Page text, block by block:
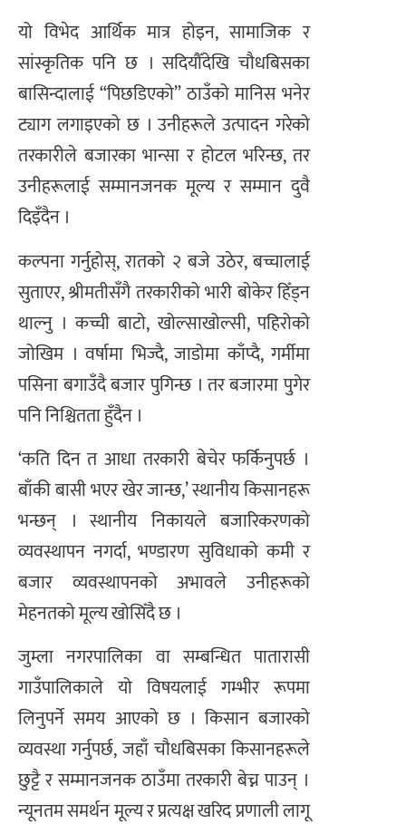
यो विभेद आर्थिक मात्र होइन, सामाजिक र
सांस्कृतिक पनि छ । सदियौँदेखि चौधबिसका
बासिन्दालाई “पिछडिएको” ठाउँको मानिस भनेर
ट्याग लगाइएको छ । उनीहरूले उत्पादन गरेको
तरकारीले बजारका भान्सा र होटल भरिन्छ, तर
उनीहरूलाई सम्मानजनक मूल्य र सम्मान दुवै
दिइँदैन ।
कल्पना गर्नुहोस्, रातको २ बजे उठेर, बच्चालाई
सुताएर, श्रीमतीसँगै तरकारीको भारी बोकेर हिँड्न
थाल्नु । कच्ची बाटो, खोल्साखोल्सी, पहिरोको
जोखिम । वर्षामा भिज्दै, जाडोमा काँप्दै, गर्मीमा
पसिना बगाउँदै बजार पुगिन्छ । तर बजारमा पुगेर
पनि निश्चितता हुँदैन ।
‘कति दिन त आधा तरकारी बेचेर फर्किनुपर्छ ।
बाँकी बासी भएर खेर जान्छ,’ स्थानीय किसानहरू
भन्छन् । स्थानीय निकायले बजारिकरणको
व्यवस्थापन नगर्दा, भण्डारण सुविधाको कमी र
बजार व्यवस्थापनको अभावले उनीहरूको
मेहनतको मूल्य खोसिँदै छ ।
जुम्ला नगरपालिका वा सम्बन्धित पातारासी
गाउँपालिकाले यो विषयलाई गम्भीर रूपमा
लिनुपर्ने समय आएको छ । किसान बजारको
व्यवस्था गर्नुपर्छ, जहाँ चौधबिसका किसानहरूले
छुट्टै र सम्मानजनक ठाउँमा तरकारी बेच्न पाउन् ।
न्यूनतम समर्थन मूल्य र प्रत्यक्ष खरिद प्रणाली लागू